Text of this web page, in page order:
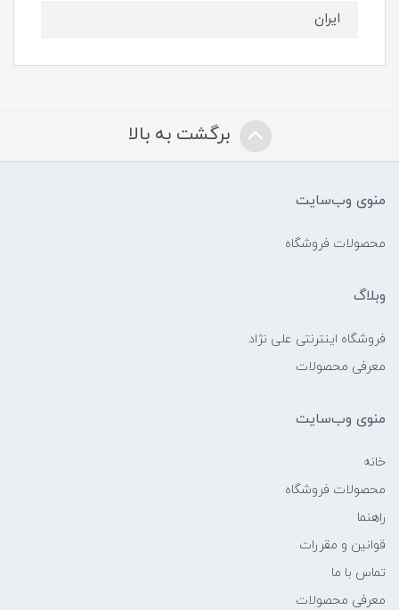
ایران
برگشت به بالا
منوی وب‌سایت
محصولات فروشگاه
وبلاگ
فروشگاه اینترنتی علی نژاد
معرفی محصولات
منوی وب‌سایت
خانه
محصولات فروشگاه
راهنما
قوانین و مقررات
تماس با ما
معرفی محصولات